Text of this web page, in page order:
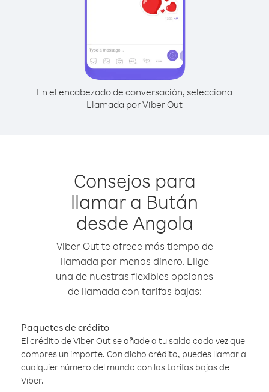
En el encabezado de conversación, selecciona
Llamada por Viber Out
Consejos para
llamar a Bután
desde Angola
Viber Out te ofrece más tiempo de
llamada por menos dinero. Elige
una de nuestras flexibles opciones
de llamada con tarifas bajas:
Paquetes de crédito
El crédito de Viber Out se añade a tu saldo cada vez que
compres un importe. Con dicho crédito, puedes llamar a
cualquier número del mundo con las tarifas bajas de
Viber.